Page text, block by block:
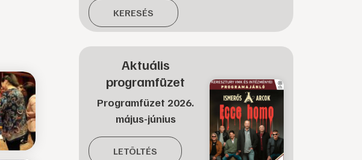
KERESÉS
Aktuális
programfüzet
Programfüzet 2026.
május-június
LETÖLTÉS